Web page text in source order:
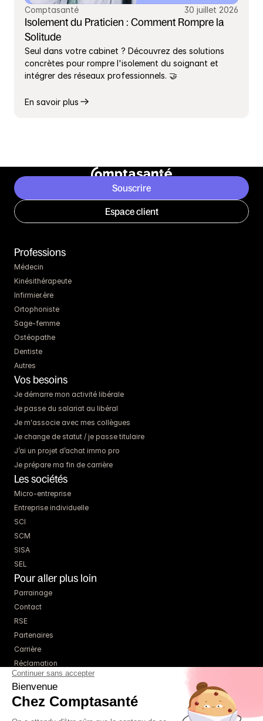
Comptasanté 30 juillet 2026
Isolement du Praticien : Comment Rompre la
Solitude
Seul dans votre cabinet ? Découvrez des solutions
concrètes pour rompre l'isolement du soignant et
intégrer des réseaux professionnels. 🤝
En savoir plus
Souscrire
Espace client
Professions
Médecin
Kinésithérapeute
Infirmier.ère
Ortophoniste
Sage-femme
Ostéopathe
Dentiste
Autres
Vos besoins
Je démarre mon activité libérale
Je passe du salariat au libéral
Je m'associe avec mes collègues
Je change de statut / je passe titulaire
J’ai un projet d’achat immo pro
Je prépare ma fin de carrière
Les sociétés
Micro-entreprise
Entreprise individuelle
SCI
SCM
SISA
SEL
Pour aller plus loin
Parrainage
Contact
RSE
Partenaires
Carrière
Réclamation
Ressources
Blog
Guides